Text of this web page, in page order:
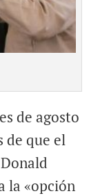
de agosto
de que el
la «opción